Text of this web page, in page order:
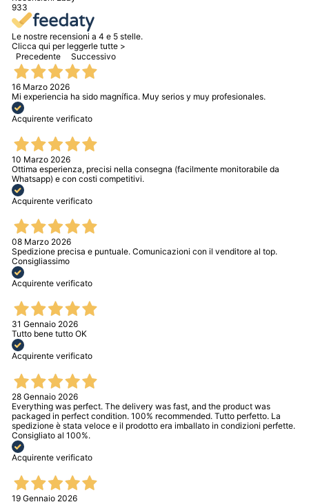
933
Le nostre recensioni a 4 e 5 stelle.
Clicca qui per leggerle tutte >
Precedente
Successivo
16 Marzo 2026
Mi experiencia ha sido magnífica. Muy serios y muy profesionales.
Acquirente verificato
10 Marzo 2026
Ottima esperienza, precisi nella consegna (facilmente monitorabile da
Whatsapp) e con costi competitivi.
Acquirente verificato
08 Marzo 2026
Spedizione precisa e puntuale. Comunicazioni con il venditore al top.
Consigliassimo
Acquirente verificato
31 Gennaio 2026
Tutto bene tutto OK
Acquirente verificato
28 Gennaio 2026
Everything was perfect. The delivery was fast, and the product was
packaged in perfect condition. 100% recommended. Tutto perfetto. La
spedizione è stata veloce e il prodotto era imballato in condizioni perfette.
Consigliato al 100%.
Acquirente verificato
19 Gennaio 2026